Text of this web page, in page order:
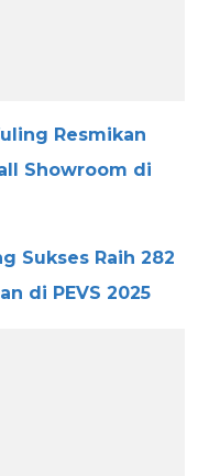
Resmikan
Showroom di
Sukses Raih 282
di PEVS 2025